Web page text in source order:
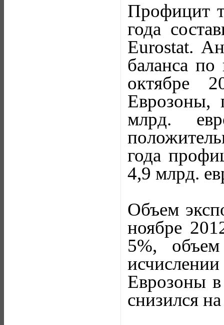
Профицит
года
Eurostat.
баланса
октябре
Еврозоны,
млрд.
года
4,9 млрд.
Объем
ноябре
5%,
Еврозоны
снизился